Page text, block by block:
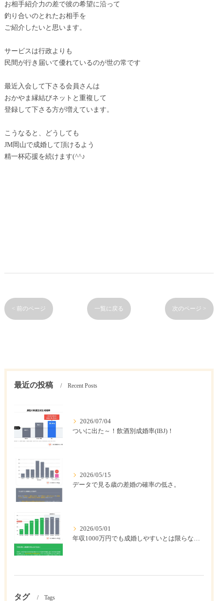
お相手紹介力の差で彼の希望に沿って
釣り合いのとれたお相手を
ご紹介したいと思います。
サービスは行政よりも
民間が行き届いて優れているのが世の常です
最近入会して下さる会員さんは
おかやま縁結びネットと重複して
登録して下さる方が増えています。
こうなると、どうしても
JM岡山で成婚して頂けるよう
精一杯応援を続けます(^^♪
< 前のページ 一覧に戻る 次のページ >
最近の投稿 Recent Posts
2026/07/04
ついに出た～！飲酒別成婚率(IBJ)！
2026/05/15
データで見る歳の差婚の確率の低さ。
2026/05/01
年収1000万円でも成婚しやすいとは限らない? 「年収帯別の成婚率」のリアル
タグ Tags